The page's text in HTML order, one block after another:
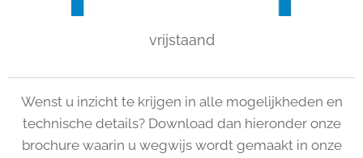
vrijstaand
Wenst u inzicht te krijgen in alle mogelijkheden en
technische details? Download dan hieronder onze
brochure waarin u wegwijs wordt gemaakt in onze